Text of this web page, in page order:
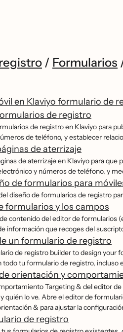
/ Formularios
en Klaviyo formulario de
de registro
de registro en Klaviyo para
de teléfono, y establecer
de aterrizaje
de aterrizaje en Klaviyo para
y números de teléfono, y
de formularios para
diseño de formularios de registro
formularios y los campos
contenido del editor de
información que recoges del
un formulario de registro
de registro builder to design your
todo tu formulario de registro,
orientación y
Targeting & del editor
quién lo ve. Abre el editor de
& para ajustar la
de registro